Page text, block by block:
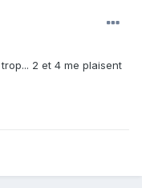
2 et 4 me plaisent